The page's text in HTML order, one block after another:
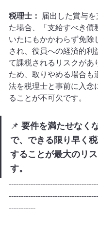
税理士： 届出した賞与
た場合、「支給すべき債
いたにもかかわらず免除
され、役員への経済的利
て課税されるリスクがあ
ため、取りやめる場合も
法を税理士と事前に入念
ることが不可欠です。
📌 要件を満たせなく
で、できる限り早く
することが最大のリ
す。
-----------